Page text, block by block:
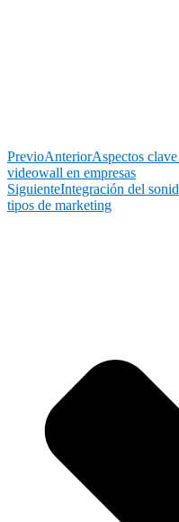
PrevioAnteriorAspectos
videowall en empresas
SiguienteIntegración del
tipos de marketing